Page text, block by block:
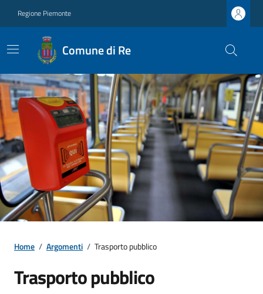
Regione Piemonte
Comune di Re
Home / Argomenti / Trasporto pubblico
Trasporto pubblico